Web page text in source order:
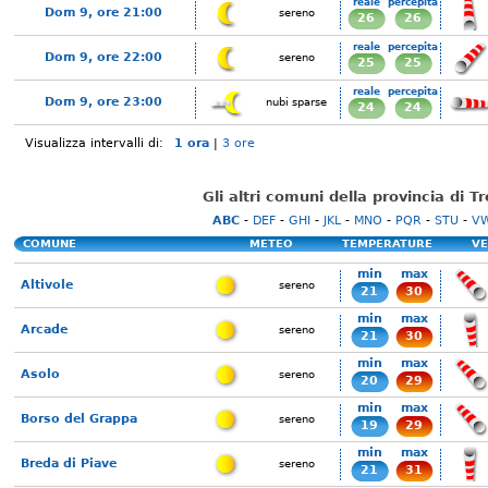
Dom 9, ore 21:00 sereno
reale
26
percepita
26
Dom 9, ore 22:00 sereno
reale
25
percepita
25
Dom 9, ore 23:00 nubi sparse
reale
24
percepita
24
Visualizza intervalli di: 1 ora | 3 ore
Gli altri comuni della provincia di
ABC- DEF- GHI- JKL- MNO - PQR - STU -
COMUNE METEO TEMPERATURE
Altivole sereno
min
21
max
30
Arcade sereno
min
21
max
30
Asolo sereno
min
20
max
29
Borso del Grappa sereno
min
19
max
29
Breda di Piave sereno
min
21
max
31